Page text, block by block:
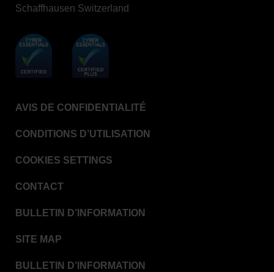
Schaffhausen Switzerland
AVIS DE CONFIDENTIALITÉ
CONDITIONS D’UTILISATION
COOKIES SETTINGS
CONTACT
BULLETIN D’INFORMATION
SITE MAP
BULLETIN D’INFORMATION